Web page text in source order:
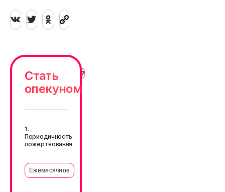
Стать
опекуном
1.
Периодичность
пожертвования
Ежемесячное